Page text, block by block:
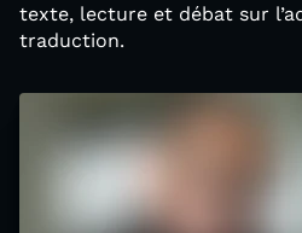
texte, lecture et débat sur
traduction.